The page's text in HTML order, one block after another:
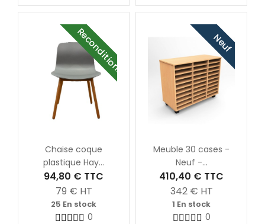
Reconditionné
Chaise coque
plastique Hay...
94,80 € TTC
79 € HT
25 En stock
0
Neuf
Meuble 30 cases -
Neuf -...
410,40 € TTC
342 € HT
1 En stock
0